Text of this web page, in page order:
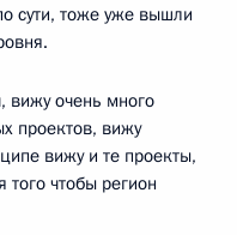
сути, тоже уже вышли
вижу очень много
проектов, вижу
вижу и те проекты,
того чтобы регион